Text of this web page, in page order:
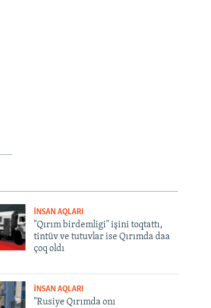
İNSAN AQLARI
"Qırım birdemligi" işini toqtattı,
tintüv ve tutuvlar ise Qırımda daa
çoq oldı
İNSAN AQLARI
"Rusiye Qırımda onı